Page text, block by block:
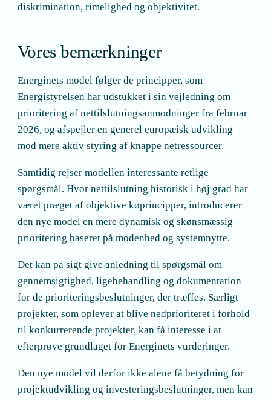
diskrimination, rimelighed og objektivitet.
Vores bemærkninger
Energinets model følger de principper, som
Energistyrelsen har udstukket i sin vejledning om
prioritering af nettilslutningsanmodninger fra februar
2026, og afspejler en generel europæisk udvikling
mod mere aktiv styring af knappe netressourcer.
Samtidig rejser modellen interessante retlige
spørgsmål. Hvor nettilslutning historisk i høj grad har
været præget af objektive køprincipper, introducerer
den nye model en mere dynamisk og skønsmæssig
prioritering baseret på modenhed og systemnytte.
Det kan på sigt give anledning til spørgsmål om
gennemsigtighed, ligebehandling og dokumentation
for de prioriteringsbeslutninger, der træffes. Særligt
projekter, som oplever at blive nedprioriteret i forhold
til konkurrerende projekter, kan få interesse i at
efterprøve grundlaget for Energinets vurderinger.
Den nye model vil derfor ikke alene få betydning for
projektudvikling og investeringsbeslutninger, men kan